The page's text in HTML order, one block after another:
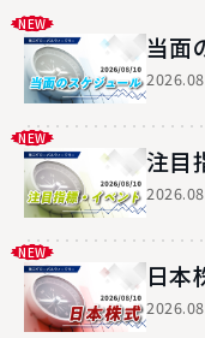
当面
注目
日本